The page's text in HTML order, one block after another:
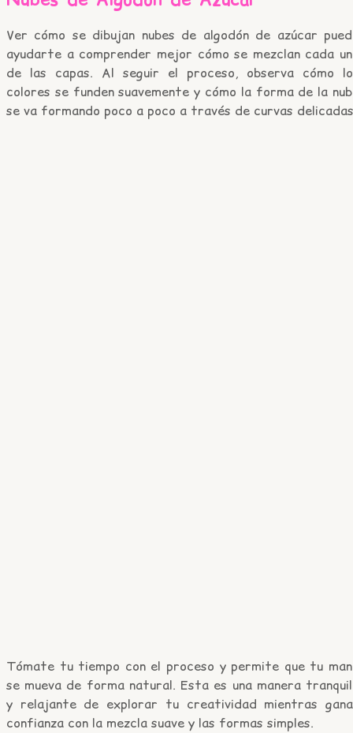
Ver cómo se dibujan nubes de algodón de azúcar
ayudarte a comprender mejor cómo se mezclan cada
de las capas. Al seguir el proceso, observa cómo
colores se funden suavemente y cómo la forma de la
se va formando poco a poco a través de curvas
Tómate tu tiempo con el proceso y permite que tu
se mueva de forma natural. Esta es una manera
y relajante de explorar tu creatividad mientras
confianza con la mezcla suave y las formas simples.